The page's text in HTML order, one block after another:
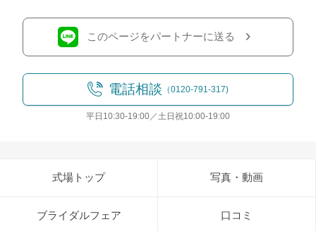
このページをパートナーに送る
電話相談 （0120-791-317)
平日10:30-19:00／土日祝10:00-19:00
式場トップ 写真・動画
ブライダルフェア 口コミ